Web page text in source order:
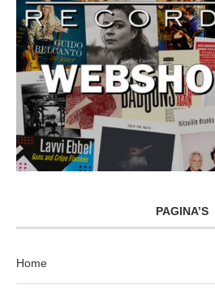
PAGINA’S
Home